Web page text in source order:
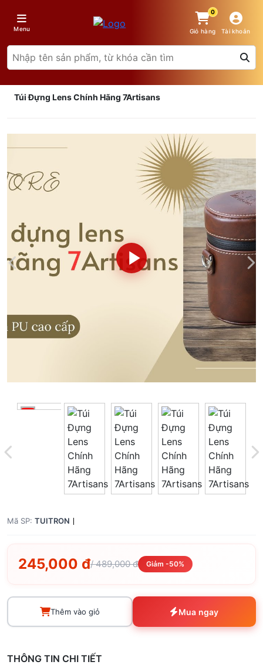
Menu
0
Giỏ hàng Tài khoản
Túi Đựng Lens Chính Hãng 7Artisans
Mã SP: TUITRON
245,000 đ/ 489,000 đ Giảm -50%
Thêm vào giỏ Mua ngay
THÔNG TIN CHI TIẾT
Giá trên 1SP 5 x0 đ
Tổng giá 0 đ